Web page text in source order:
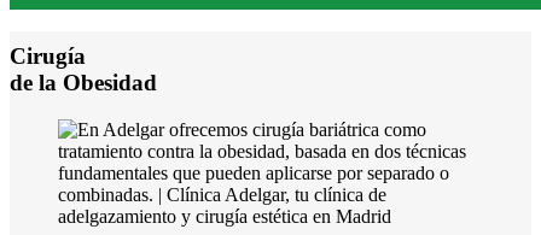
Cirugía
de la Obesidad